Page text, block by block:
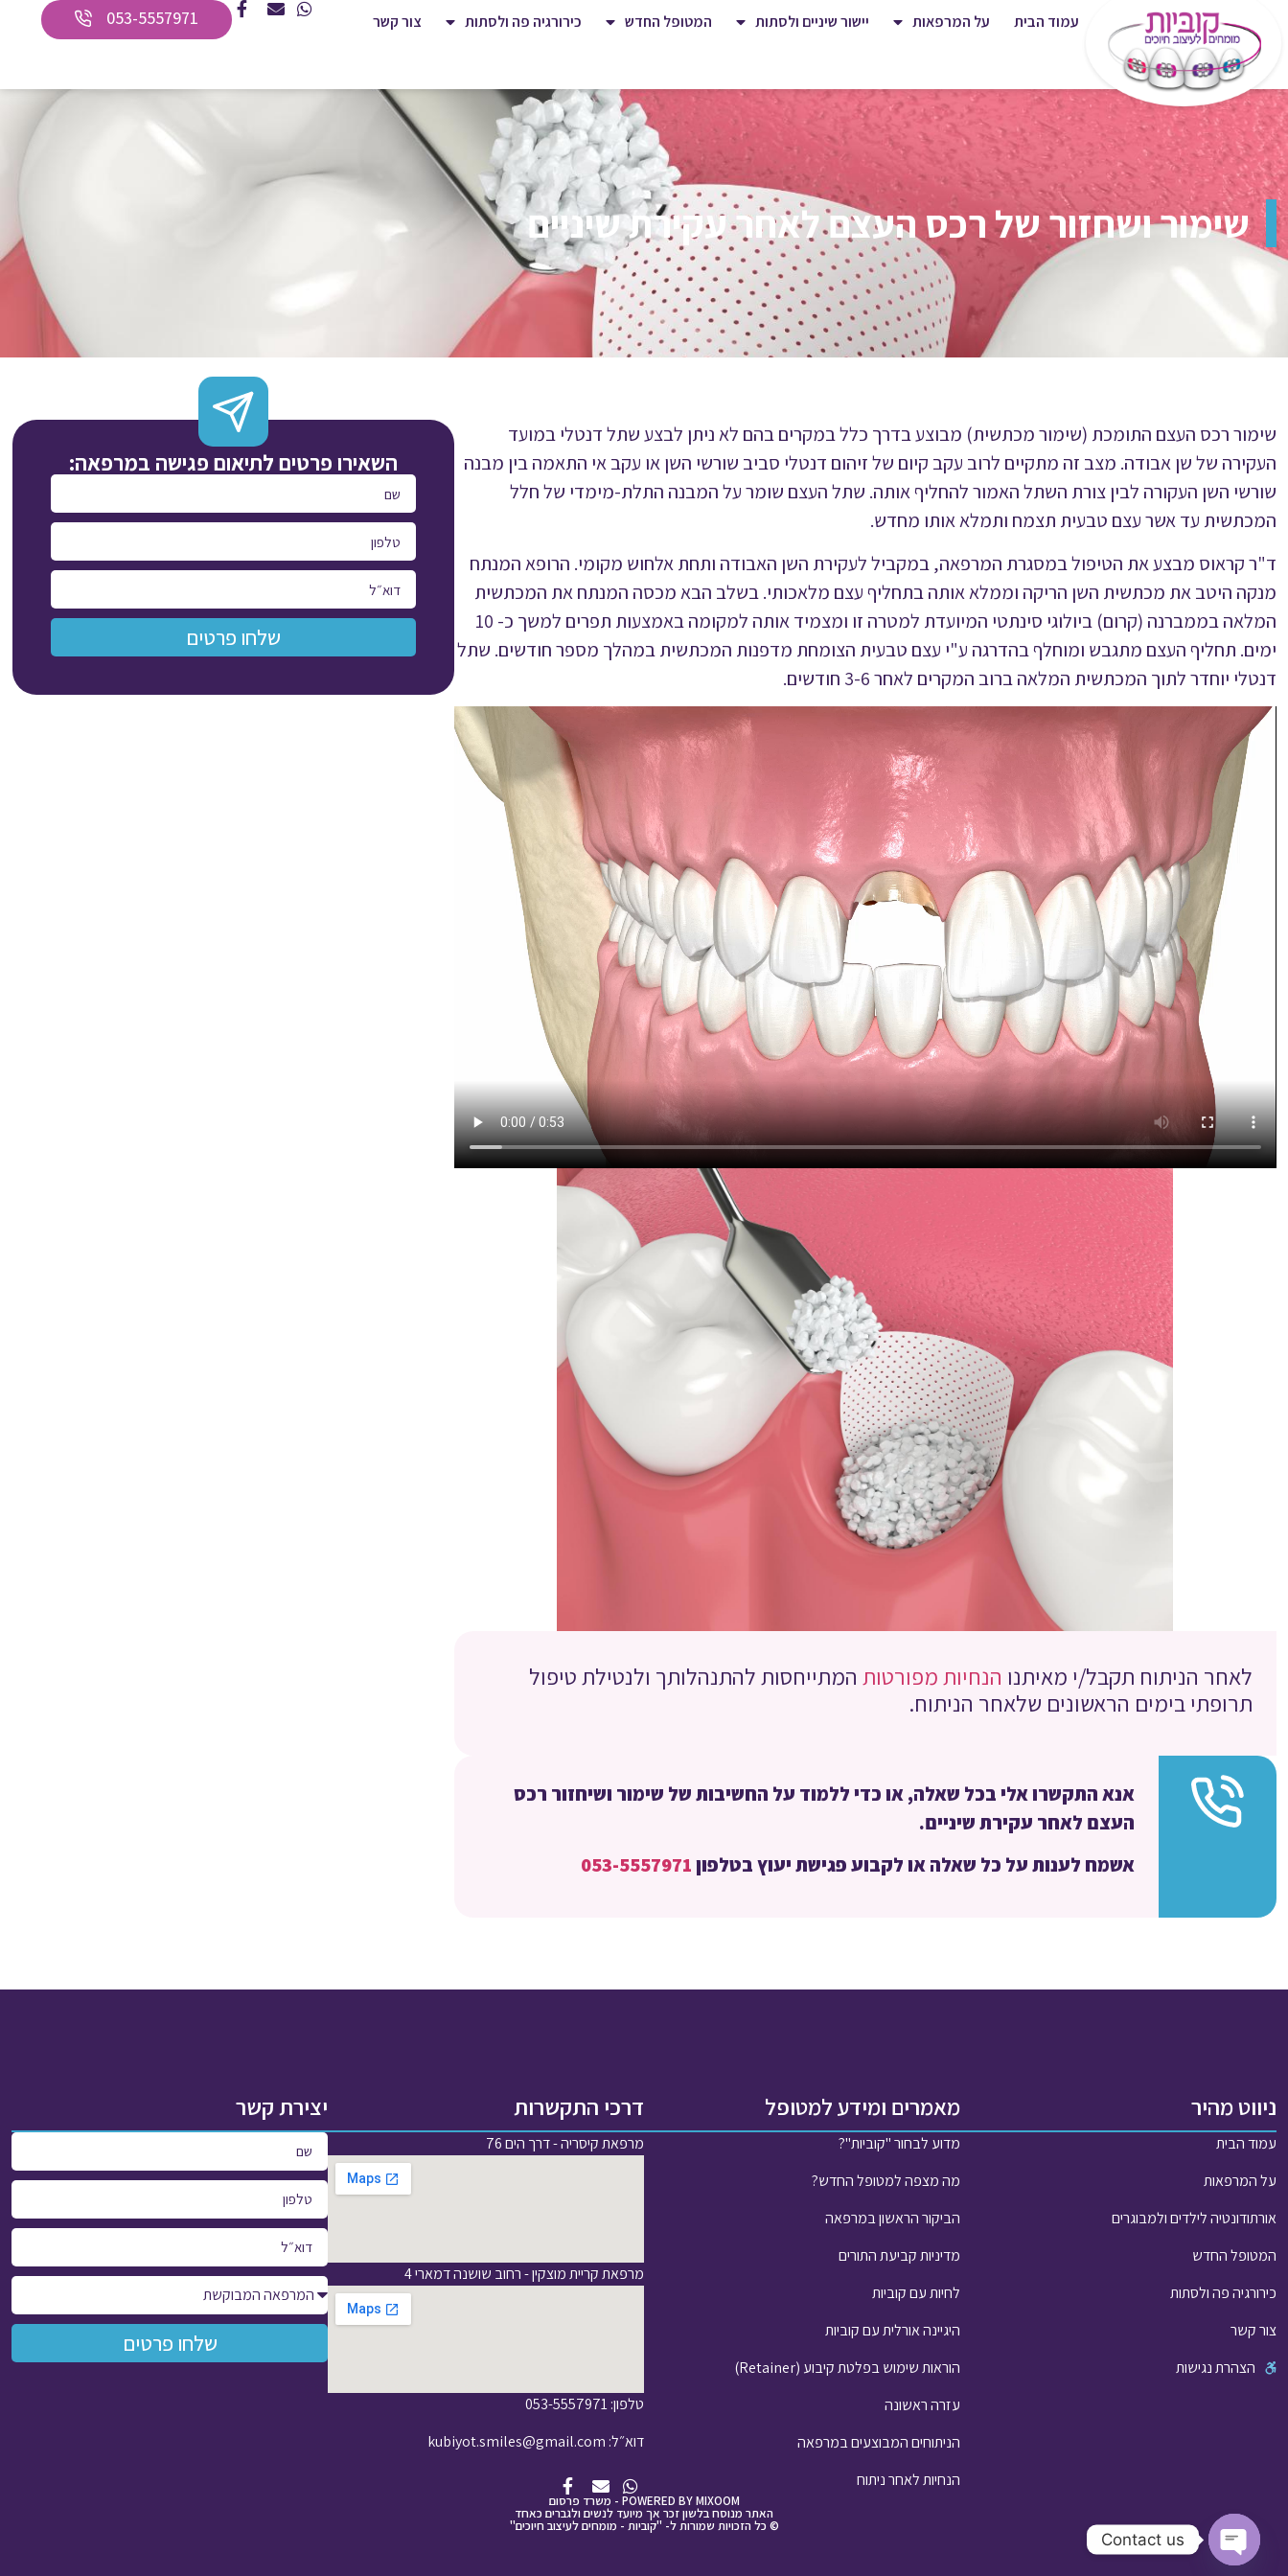
עמוד הבית על המרפאות יישור שיניים ולסתות המטופל החדש כירורגיה פה ולסתות צור קשר 053-5557971
שימור ושחזור של רכס העצם לאחר עקירת שיניים
שימור רכס העצם התומכת (שימור מכתשית) מבוצע בדרך כלל במקרים בהם לא ניתן לבצע שתל דנטלי במועד
העקירה של שן אבודה. מצב זה מתקיים לרוב עקב קיום של זיהום דנטלי סביב שורשי השן או עקב אי התאמה בין מבנה
שורשי השן העקורה לבין צורת השתל האמור להחליף אותה. שתל העצם שומר על המבנה התלת-מימדי של חלל
המכתשית עד אשר עצם טבעית תצמח ותמלא אותו מחדש.
ד"ר קראוס מבצע את הטיפול במסגרת המרפאה, במקביל לעקירת השן האבודה ותחת אלחוש מקומי. הרופא המנתח
מנקה היטב את מכתשית השן הריקה וממלא אותה בתחליף עצם מלאכותי. בשלב הבא מכסה המנתח את המכתשית
המלאה בממברנה (קרום) ביולוגי סינתטי המיועדת למטרה זו ומצמיד אותה למקומה באמצעות תפרים למשך כ- 10
ימים. תחליף העצם מתגבש ומוחלף בהדרגה ע"י עצם טבעית הצומחת מדפנות המכתשית במהלך מספר חודשים. שתל
דנטלי יוחדר לתוך המכתשית המלאה ברוב המקרים לאחר 3-6 חודשים.
לאחר הניתוח תקבל/י מאיתנו הנחיות מפורטות המתייחסות להתנהלותך ולנטילת טיפול
תרופתי בימים הראשונים שלאחר הניתוח.
אנא התקשרו אלי בכל שאלה, או כדי ללמוד על החשיבות של שימור ושיחזור רכס
העצם לאחר עקירת שיניים.
אשמח לענות על כל שאלה או לקבוע פגישת יעוץ בטלפון053-5557971
השאירו פרטים לתיאום פגישה במרפאה:
שלחו פרטים
ניווט מהיר
עמוד הבית
על המרפאות
אורתודונטיה לילדים ולמבוגרים
המטופל החדש
כירורגיה פה ולסתות
צור קשר
הצהרת נגישות
מאמרים ומידע למטופל
מדוע לבחור "קוביות"?
מה מצפה למטופל החדש?
הביקור הראשון במרפאה
מדיניות קביעת התורים
לחיות עם קוביות
היגיינה אורלית עם קוביות
הוראות שימוש בפלטת קיבוע (Retainer)
עזרה ראשונה
הניתוחים המבוצעים במרפאה
הנחיות לאחר ניתוח
דרכי התקשרות
מרפאת קיסריה - דרך הים 76
מרפאת קריית מוצקין - רחוב שושנה דמארי 4
טלפון: 053-5557971
דוא״ל: kubiyot.smiles@gmail.com
יצירת קשר
שלחו פרטים
POWERED BY MIXOOM - משרד פרסום
האתר מנוסח בלשון זכר אך מיועד לנשים ולגברים כאחד
© כל הזכויות שמורות ל- "קוביות - מומחים לעיצוב חיוכים"
Contact us